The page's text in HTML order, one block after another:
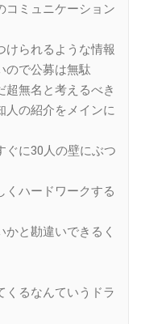
コミュニケーション
けられるような情報
ので公募は無駄
超無名と考えるべき
人の紹介をメインに
ぐに30人の壁にぶつ
くハードワークする
と勘違いできるく
くるなんていうドラ